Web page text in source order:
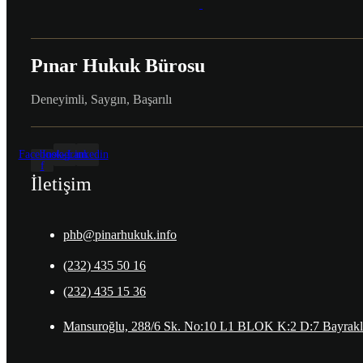
Pınar Hukuk Bürosu
Deneyimli, Saygın, Başarılı
Facebook-
f
InstagramLinkedin
İletişim
phb@pinarhukuk.info
(232) 435 50 16
(232) 435 15 36
Mansuroğlu, 288/6 Sk. No:10 L1 BLOK K:2 D:7